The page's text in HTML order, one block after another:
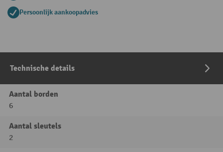
Persoonlijk aankoopadvies
Technische details
Aantal borden
6
Aantal sleutels
2